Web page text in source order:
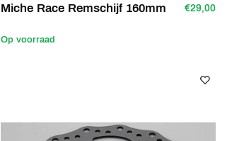
Miche Race Remschijf 160mm €29,00
Op voorraad